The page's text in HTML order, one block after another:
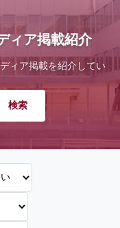
ィア掲載紹介
ィア掲載を紹介してい